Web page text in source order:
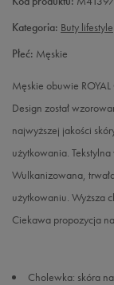
42,5 27,5 cm
44 28,5
29 cm
45,5 30 cm
Kategoria: Buty lifestyle
Płeć: Męskie
Męskie obuwie
Design został
najwyższej jakości
użytkowania.
Wulkanizowana,
użytkowaniu. Wyższa
Ciekawa propozycja
Cholewka: skóra